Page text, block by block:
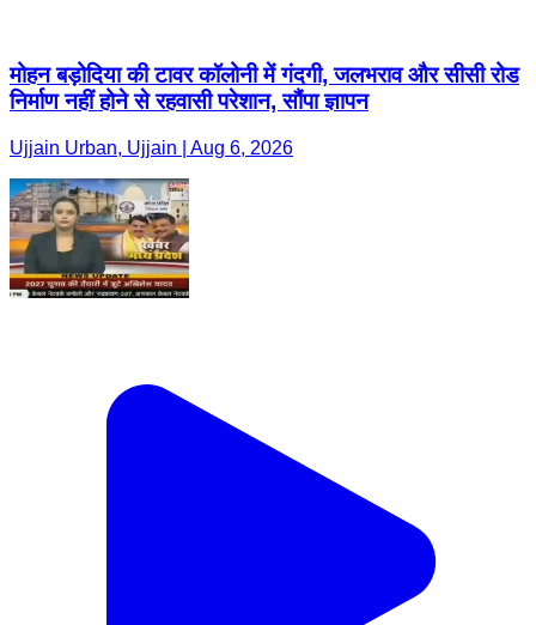
मोहन बड़ोदिया की टावर कॉलोनी में गंदगी, जलभराव और सीसी रोड
निर्माण नहीं होने से रहवासी परेशान, सौंपा ज्ञापन
Ujjain Urban, Ujjain | Aug 6, 2026